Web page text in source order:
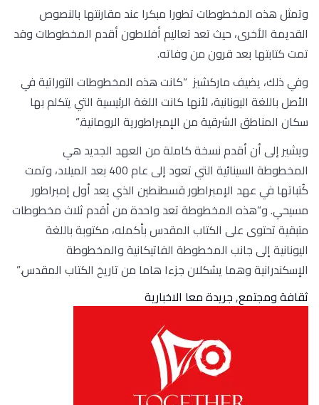
وتمثل هذه المخطوطات تطورا مبكرا عند مقارنتها بالنصوص
القديمة الأخرى، حيث تعد تعاليم أفلاطون أقدم المخطوطات وقد
تمت كتابتها بعد قرون من وفاته.
وفي ذلك، يضيف ماركشيز “كانت هذه المخطوطات التوراتية في
الأصل باللغة اليونانية، لأنها كانت اللغة الرئيسية التي يتكلم بها
سكان المناطق الشرقية من الإمبراطورية الرومانية.”
ويشير إلى أن أقدم نسخة كاملة من العهد الجديد هي
المخطوطة السينائية التي تعود إلى عام 400 بعد الميلاد، وتمت
كُتباتها في عهد الإمبراطور قسطنطين الذي يعد أول إمبراطور
مسيحي. و”هذه المخطوطة تعد واحدة من أقدم ثلاث مخطوطات
متبقية تحتوى على الكتاب المقدس بأكمله، مكتوبة باللغة
اليونانية إلى جانب المخطوطة الفاتيكانية والمخطوطة
الإسكندرانية وهما يشكلان جزءا هاما من تاريخ الكتاب المقدس.”
ثقافة ومجتمع,جريدة معا الاخبارية